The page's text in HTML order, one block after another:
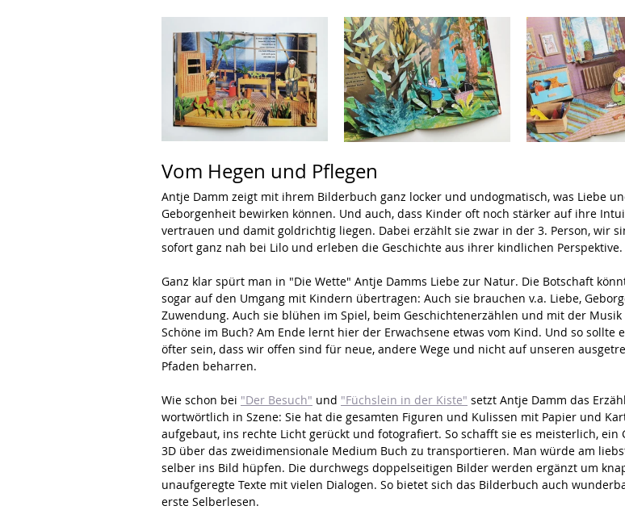
Vom Hegen und Pflegen
Antje Damm zeigt mit ihrem Bilderbuch ganz locker und undogmatisch, was Liebe
Geborgenheit bewirken können. Und auch, dass Kinder oft noch stärker auf ihre
vertrauen und damit goldrichtig liegen. Dabei erzählt sie zwar in der 3. Person, wir
sofort ganz nah bei Lilo und erleben die Geschichte aus ihrer kindlichen Perspektive.
Ganz klar spürt man in "Die Wette" Antje Damms Liebe zur Natur. Die Botschaft
sogar auf den Umgang mit Kindern übertragen: Auch sie brauchen v.a. Liebe,
Zuwendung. Auch sie blühen im Spiel, beim Geschichtenerzählen und mit der Musik
Schöne im Buch? Am Ende lernt hier der Erwachsene etwas vom Kind. Und so sollte
öfter sein, dass wir offen sind für neue, andere Wege und nicht auf unseren
Pfaden beharren.
Wie schon bei "Der Besuch" und "Füchslein in der Kiste" setzt Antje Damm das
wortwörtlich in Szene: Sie hat die gesamten Figuren und Kulissen mit Papier und
aufgebaut, ins rechte Licht gerückt und fotografiert. So schafft sie es meisterlich, ein
3D über das zweidimensionale Medium Buch zu transportieren. Man würde am
selber ins Bild hüpfen. Die durchwegs doppelseitigen Bilder werden ergänzt um
unaufgeregte Texte mit vielen Dialogen. So bietet sich das Bilderbuch auch
erste Selberlesen.